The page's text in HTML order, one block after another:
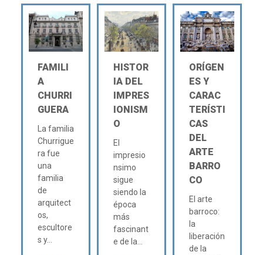
FAMILI
A
CHURRI
GUERA
La familia
Churrigue
ra fue
una
familia
de
arquitect
os,
escultore
s y...
HISTOR
IA DEL
IMPRES
IONISM
O
El
impresio
nsimo
sigue
siendo la
época
más
fascinant
e de la...
ORÍGEN
ES Y
CARAC
TERÍSTI
CAS
DEL
ARTE
BARRO
CO
El arte
barroco:
la
liberación
de la